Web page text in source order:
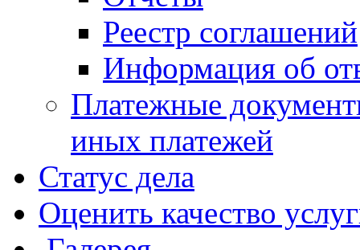
Реестр соглашений
Информация об
Платежные
иных платежей
Статус дела
Оценить качество